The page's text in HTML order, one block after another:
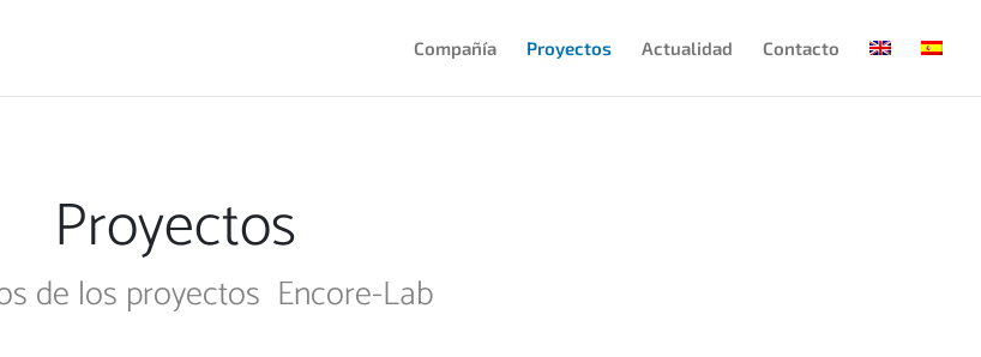
Compañía Proyectos Actualidad Contacto
Proyectos
de los proyectos Encore-Lab